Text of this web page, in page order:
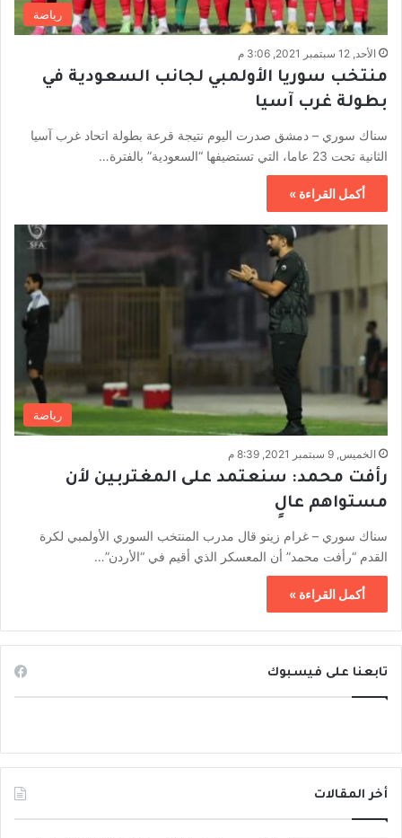
رياضة
الأحد, 12 سبتمبر 2021, 3:06 م
منتخب سوريا الأولمبي لجانب السعودية في
بطولة غرب آسيا
سناك سوري – دمشق صدرت اليوم نتيجة قرعة بطولة اتحاد غرب آسيا
الثانية تحت 23 عاما، التي تستضيفها “السعودية” بالفترة…
أكمل القراءة »
رياضة
الخميس, 9 سبتمبر 2021, 8:39 م
رأفت محمد: سنعتمد على المغتربين لأن
مستواهم عالٍ
سناك سوري – غرام زينو قال مدرب المنتخب السوري الأولمبي لكرة
القدم “رأفت محمد” أن المعسكر الذي أقيم في “الأردن”…
أكمل القراءة »
تابعنا على فيسبوك
أخر المقالات